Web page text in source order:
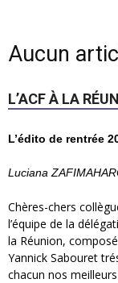
Aucun
L’ACF À LA
L’édito de rentrée
Luciana
Chères-chers
l’équipe de la
la Réunion,
Yannick Sabouret
chacun nos